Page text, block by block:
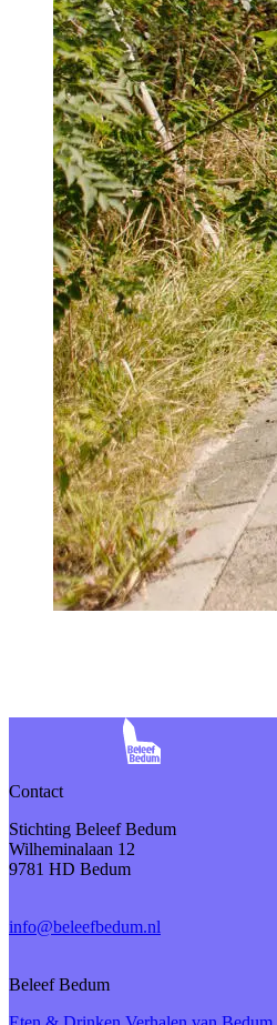
Contact
Stichting Beleef Bedum
Wilheminalaan 12
9781 HD Bedum
info@beleefbedum.nl
Beleef Bedum